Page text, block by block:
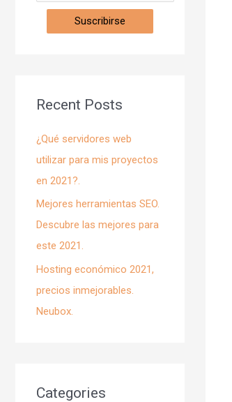
Suscribirse
Recent Posts
¿Qué servidores web
utilizar para mis proyectos
en 2021?.
Mejores herramientas SEO.
Descubre las mejores para
este 2021.
Hosting económico 2021,
precios inmejorables.
Neubox.
Categories